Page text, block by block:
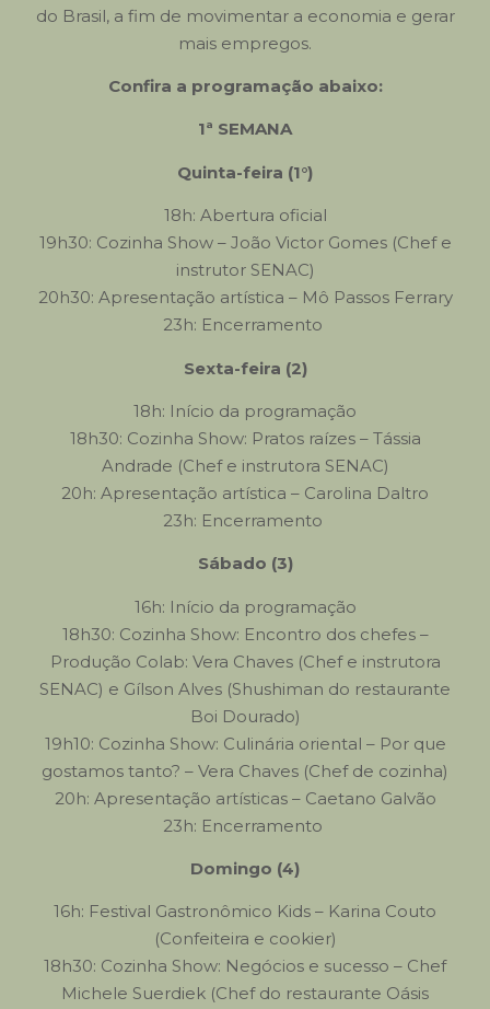
do Brasil, a fim de movimentar a economia e gerar
mais empregos.
Confira a programação abaixo:
1ª SEMANA
Quinta-feira (1°)
18h: Abertura oficial
19h30: Cozinha Show – João Victor Gomes (Chef e
instrutor SENAC)
20h30: Apresentação artística – Mô Passos Ferrary
23h: Encerramento
Sexta-feira (2)
18h: Início da programação
18h30: Cozinha Show: Pratos raízes – Tássia
Andrade (Chef e instrutora SENAC)
20h: Apresentação artística – Carolina Daltro
23h: Encerramento
Sábado (3)
16h: Início da programação
18h30: Cozinha Show: Encontro dos chefes –
Produção Colab: Vera Chaves (Chef e instrutora
SENAC) e Gílson Alves (Shushiman do restaurante
Boi Dourado)
19h10: Cozinha Show: Culinária oriental – Por que
gostamos tanto? – Vera Chaves (Chef de cozinha)
20h: Apresentação artísticas – Caetano Galvão
23h: Encerramento
Domingo (4)
16h: Festival Gastronômico Kids – Karina Couto
(Confeiteira e cookier)
18h30: Cozinha Show: Negócios e sucesso – Chef
Michele Suerdiek (Chef do restaurante Oásis